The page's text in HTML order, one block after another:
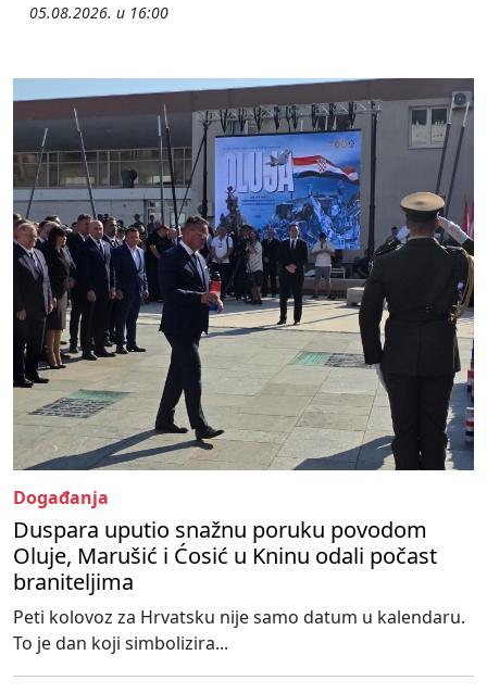
05.08.2026. u 16:00
Događanja
Duspara uputio snažnu poruku povodom
Oluje, Marušić i Ćosić u Kninu odali počast
braniteljima
Peti kolovoz za Hrvatsku nije samo datum u kalendaru.
To je dan koji simbolizira...